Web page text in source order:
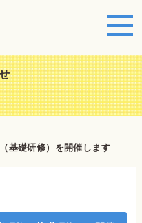
基礎研修）を開催します